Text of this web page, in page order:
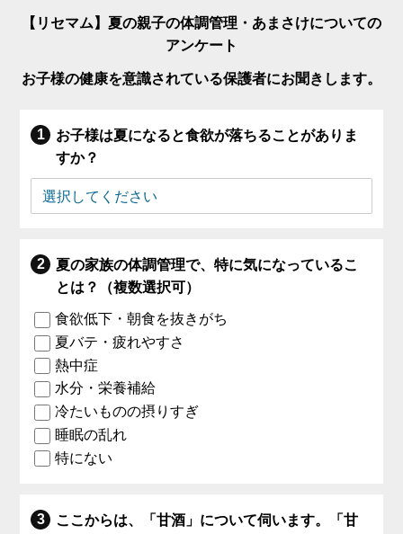
【リセマム】夏の親子の体調管理・あまさけについての
アンケート
お子様の健康を意識されている保護者にお聞きします。
お子様は夏になると食欲が落ちることがありま
すか？
夏の家族の体調管理で、特に気になっているこ
とは？（複数選択可）
食欲低下・朝食を抜きがち
夏バテ・疲れやすさ
熱中症
水分・栄養補給
冷たいものの摂りすぎ
睡眠の乱れ
特にない
ここからは、「甘酒」について伺います。「甘